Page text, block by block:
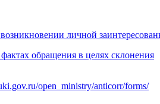
личной
обращения в целях склонения
open_ministry/anticorr/forms/